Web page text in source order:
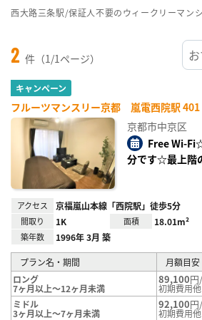
2 件（1/1ページ）
キャンペーン
フルーツマンスリー京都 嵐電西院駅
京都市中京区
Free Wi-
分です☆最上階
アクセス 京福嵐山本線「西院駅」徒歩5分
間取り 1K 面積 18.01m²
築年数 1996年 3月 築
プラン名・期間
月額目安
ロング
7ヶ月以上～12ヶ月未満
89,100円
初期費用
ミドル
3ヶ月以上～7ヶ月未満
92,100円
初期費用